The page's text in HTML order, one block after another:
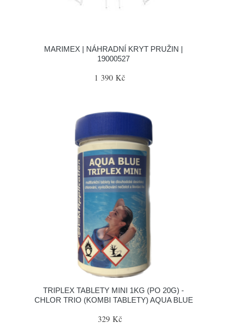
MARIMEX | NÁHRADNÍ KRYT PRUŽIN |
19000527
1 390 Kč
TRIPLEX TABLETY MINI 1KG (PO 20G) -
CHLOR TRIO (KOMBI TABLETY) AQUA BLUE
329 Kč